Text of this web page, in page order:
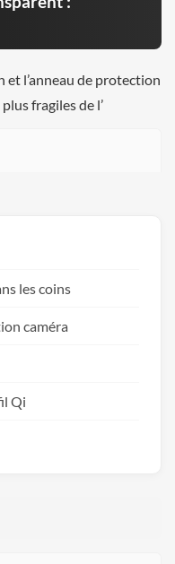
et l’anneau de protection
fragiles de l’
les coins
caméra
Qi